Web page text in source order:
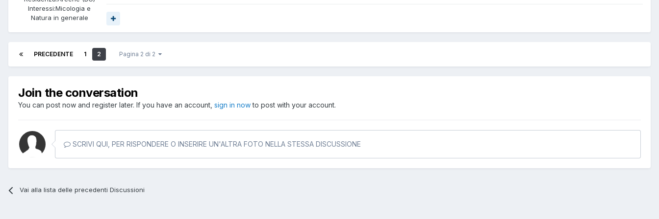
Interessi:Micologia e
Natura in generale
PRECEDENTE 1 2 Pagina 2 di 2
Join the conversation
You can post now and register later. If you have an account, sign in nowto post with your account.
SCRIVI QUI, PER RISPONDERE O INSERIRE UN'ALTRA FOTO NELLA STESSA DISCUSSIONE
Vai alla lista delle precedenti Discussioni